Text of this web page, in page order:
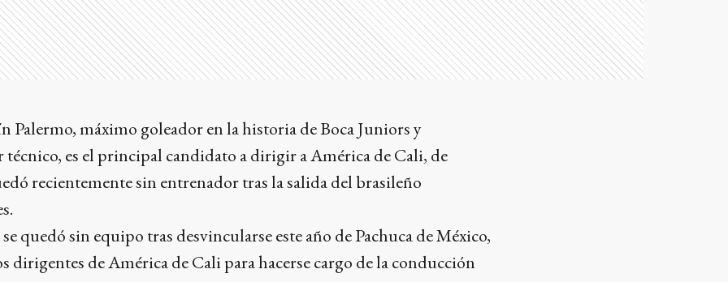
Palermo, máximo goleador en la historia de Boca Juniors y
es el principal candidato a dirigir a América de Cali, de
recientemente sin entrenador tras la salida del brasileño
quedó sin equipo tras desvincularse este año de Pachuca de México,
dirigentes de América de Cali para hacerse cargo de la conducción